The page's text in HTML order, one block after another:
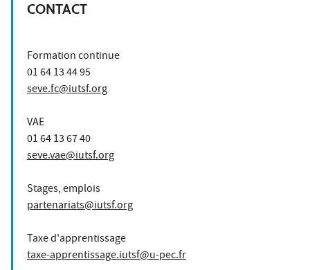
CONTACT
Formation continue
01 64 13 44 95
seve.fc@iutsf.org
VAE
01 64 13 67 40
seve.vae@iutsf.org
Stages, emplois
partenariats@iutsf.org
Taxe d'apprentissage
taxe-apprentissage.iutsf@u-pec.fr